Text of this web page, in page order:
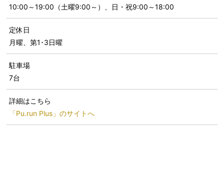
10:00～19:00（土曜9:00～）、日・祝9:00～18:00
定休日
月曜、第1･3日曜
駐車場
7台
詳細はこちら
「Pu.run Plus」のサイトへ